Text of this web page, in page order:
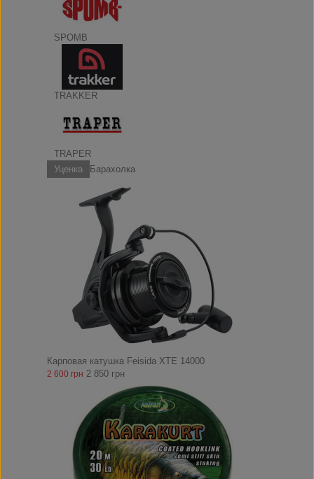
SPOMB
TRAKKER
TRAPER
Уценка
Барахолка
Карповая катушка Feisida XTE 14000
2 600 грн 2 850 грн